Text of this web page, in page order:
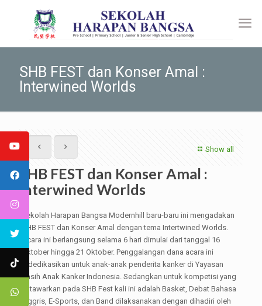
SHB FEST dan Konser Amal :
Interwined Worlds
Show all
SHB FEST dan Konser Amal :
Interwined Worlds
Sekolah Harapan Bangsa Modernhill baru-baru ini mengadakan
SHB FEST dan Konser Amal dengan tema Intertwined Worlds.
Acara ini berlangsung selama 6 hari dimulai dari tanggal 16
Oktober hingga 21 Oktober. Penggalangan dana acara ini
didedikasikan untuk anak-anak penderita kanker di Yayasan
Kasih Anak Kanker Indonesia. Sedangkan untuk kompetisi yang
di tawarkan pada SHB Fest kali ini adalah Basket, Debat Bahasa
Inggris, E-Sports, dan Band dilaksanakan dengan dihadiri oleh